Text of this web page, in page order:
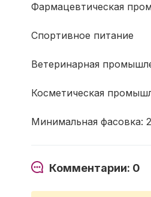
Фармацевтическая
Спортивное питание
Ветеринарная
Косметическая
Минимальная фасовка:
Комментарии: 0